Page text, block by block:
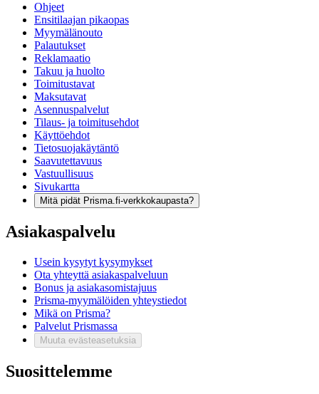
Ohjeet
Ensitilaajan pikaopas
Myymälänouto
Palautukset
Reklamaatio
Takuu ja huolto
Toimitustavat
Maksutavat
Asennuspalvelut
Tilaus- ja toimitusehdot
Käyttöehdot
Tietosuojakäytäntö
Saavutettavuus
Vastuullisuus
Sivukartta
Mitä pidät Prisma.fi-verkkokaupasta?
Asiakaspalvelu
Usein kysytyt kysymykset
Ota yhteyttä asiakaspalveluun
Bonus ja asiakasomistajuus
Prisma-myymälöiden yhteystiedot
Mikä on Prisma?
Palvelut Prismassa
Muuta evästeasetuksia
Suosittelemme